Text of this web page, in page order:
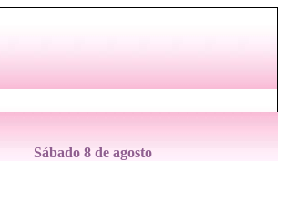
Sábado 8 de agosto